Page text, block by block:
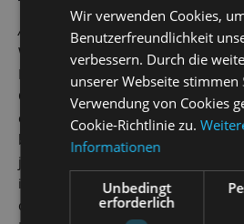
Aschenputtel
gehört zu den
Weltliteratur. Auch im
Rodgers und Oscar Hammersteins
Cinderella sich mit ihrer
deren arroganten Töchtern, die sie
behandeln. Der Clou der Broadway-
jedoch, dass sie auf der anderen
in Prinz Christopher, der gegen
dressiert und verheiratet werden
Wir verwenden Cookies,
Benutzerfreundlichkeit
verbessern. Durch die
unserer Webseite stimmen
Verwendung von Cookies
Cookie-Richtlinie zu.
Informationen
Unbedingt
erforderlich